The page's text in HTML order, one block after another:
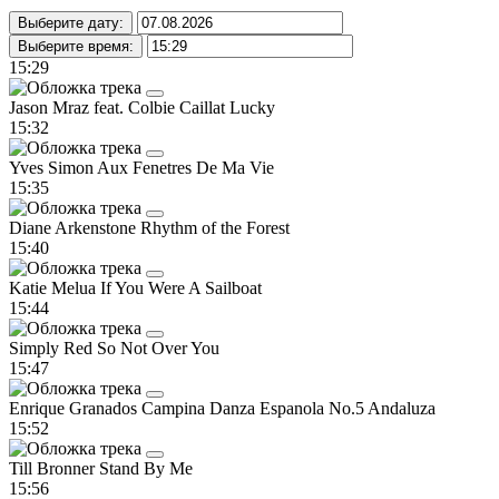
Выберите дату:
Выберите время:
15:29
Jason Mraz feat. Colbie Caillat Lucky
15:32
Yves Simon Aux Fenetres De Ma Vie
15:35
Diane Arkenstone Rhythm of the Forest
15:40
Katie Melua If You Were A Sailboat
15:44
Simply Red So Not Over You
15:47
Enrique Granados Campina Danza Espanola No.5 Andaluza
15:52
Till Bronner Stand By Me
15:56